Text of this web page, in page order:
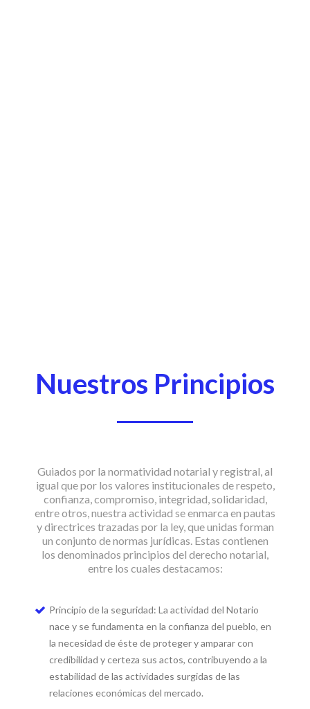
Nuestros Principios
Guiados por la normatividad notarial y registral, al
igual que por los valores institucionales de respeto,
confianza, compromiso, integridad, solidaridad,
entre otros, nuestra actividad se enmarca en pautas
y directrices trazadas por la ley, que unidas forman
un conjunto de normas jurídicas. Estas contienen
los denominados principios del derecho notarial,
entre los cuales destacamos:
Principio de la seguridad: La actividad del Notario
nace y se fundamenta en la confianza del pueblo, en
la necesidad de éste de proteger y amparar con
credibilidad y certeza sus actos, contribuyendo a la
estabilidad de las actividades surgidas de las
relaciones económicas del mercado.